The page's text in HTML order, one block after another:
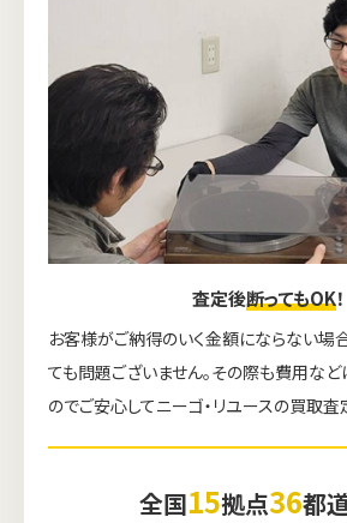
査定後断ってもOK！
お客様がご納得のいく金額にならない場
ても問題ございません。その際も費用な
のでご安心してニーゴ・リユースの買取査
全国15拠点36都